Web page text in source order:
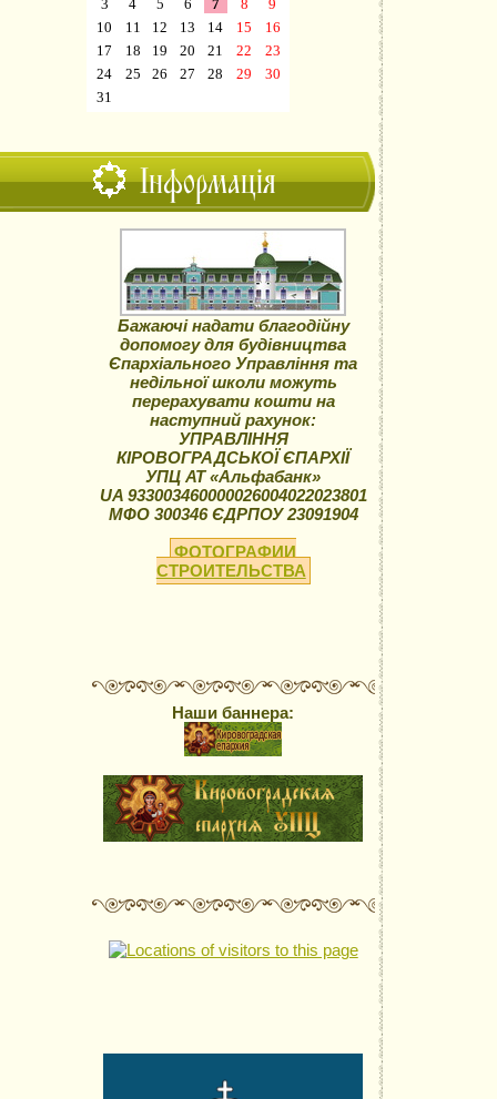
Інформація
Бажаючі надати благодійну
допомогу для будівництва
Єпархіального Управління та
недільної школи можуть
перерахувати кошти на
наступний рахунок:
УПРАВЛІННЯ
КІРОВОГРАДСЬКОЇ ЄПАРХІЇ
УПЦ АТ «Альфабанк»
UA 933003460000026004022023801
МФО 300346 ЄДРПОУ 23091904
ФОТОГРАФИИ
СТРОИТЕЛЬСТВА
Наши баннера: